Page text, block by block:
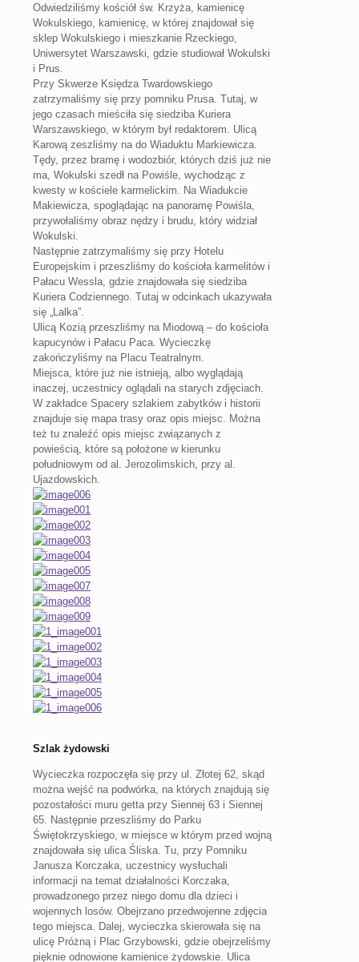
Odwiedziliśmy kościół św. Krzyża, kamienicę
Wokulskiego, kamienicę, w której znajdował się
sklep Wokulskiego i mieszkanie Rzeckiego,
Uniwersytet Warszawski, gdzie studiował Wokulski
i Prus.
Przy Skwerze Księdza Twardowskiego
zatrzymaliśmy się przy pomniku Prusa. Tutaj, w
jego czasach mieściła się siedziba Kuriera
Warszawskiego, w którym był redaktorem. Ulicą
Karową zeszliśmy na do Wiaduktu Markiewicza.
Tędy, przez bramę i wodozbiór, których dziś już nie
ma, Wokulski szedł na Powiśle, wychodząc z
kwesty w kościele karmelickim. Na Wiadukcie
Makiewicza, spoglądając na panoramę Powiśla,
przywołaliśmy obraz nędzy i brudu, który widział
Wokulski.
Następnie zatrzymaliśmy się przy Hotelu
Europejskim i przeszliśmy do kościoła karmelitów i
Pałacu Wessla, gdzie znajdowała się siedziba
Kuriera Codziennego. Tutaj w odcinkach ukazywała
się „Lalka”.
Ulicą Kozią przeszliśmy na Miodową – do kościoła
kapucynów i Pałacu Paca. Wycieczkę
zakończyliśmy na Placu Teatralnym.
Miejsca, które już nie istnieją, albo wyglądają
inaczej, uczestnicy oglądali na starych zdjęciach.
W zakładce Spacery szlakiem zabytków i historii
znajduje się mapa trasy oraz opis miejsc. Można
też tu znaleźć opis miejsc związanych z
powieścią, które są położone w kierunku
południowym od al. Jerozolimskich, przy al.
Ujazdowskich.
Szlak żydowski
Wycieczka rozpoczęła się przy ul. Złotej 62, skąd
można wejść na podwórka, na których znajdują się
pozostałości muru getta przy Siennej 63 i Siennej
65. Następnie przeszliśmy do Parku
Świętokrzyskiego, w miejsce w którym przed wojną
znajdowała się ulica Śliska. Tu, przy Pomniku
Janusza Korczaka, uczestnicy wysłuchali
informacji na temat działalności Korczaka,
prowadzonego przez niego domu dla dzieci i
wojennych losów. Obejrzano przedwojenne zdjęcia
tego miejsca. Dalej, wycieczka skierowała się na
ulicę Próżną i Plac Grzybowski, gdzie obejrzeliśmy
pięknie odnowione kamienice żydowskie. Ulica